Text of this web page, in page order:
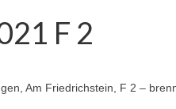
F 2
Am Friedrichstein, F 2 –